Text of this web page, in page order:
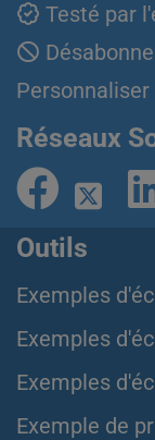
Testé par
Réseaux
Outils
Exemples
Exemples
Exemples
Exemple de